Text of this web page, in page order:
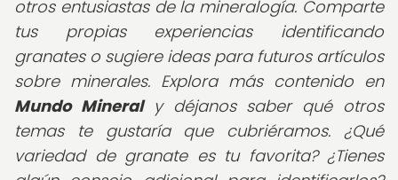
otros entusiastas de la mineralogía. Comparte
tus propias experiencias identificando
granates o sugiere ideas para futuros artículos
sobre minerales. Explora más contenido en
Mundo Mineraly déjanos saber qué otros
temas te gustaría que cubriéramos. ¿Qué
variedad de granate es tu favorita? ¿Tienes